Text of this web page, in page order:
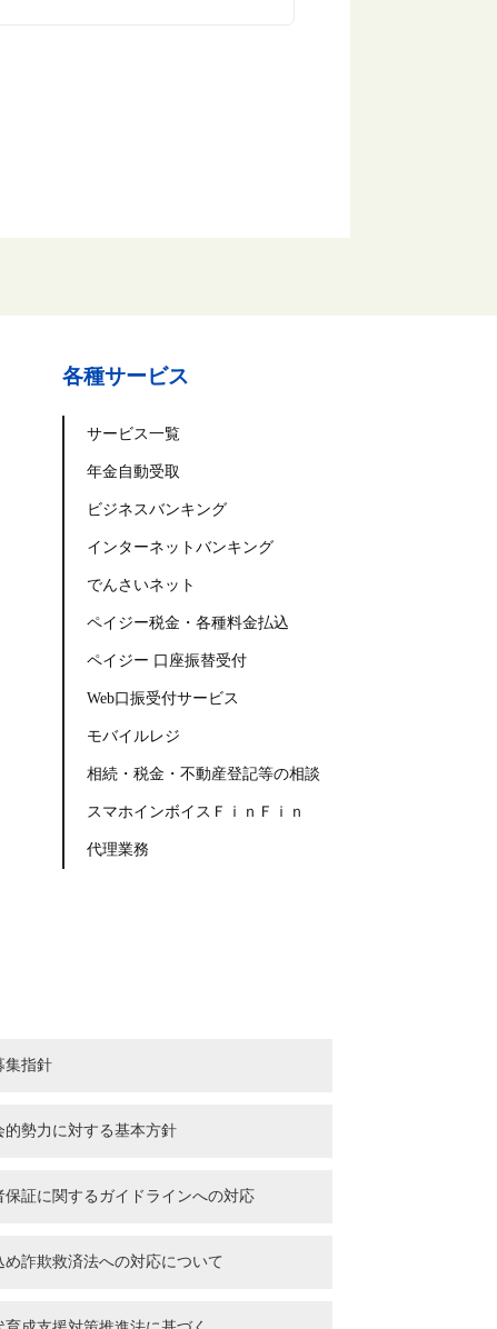
各種サービス
サービス一覧
年金自動受取
ビジネスバンキング
インターネットバンキング
でんさいネット
ペイジー税金・各種料金払込
ペイジー 口座振替受付
Web口振受付サービス
モバイルレジ
相続・税金・不動産登記等の相談
スマホインボイスＦｉｎＦｉｎ
代理業務
集指針
的勢力に対する基本方針
保証に関するガイドラインへの対応
め詐欺救済法への対応について